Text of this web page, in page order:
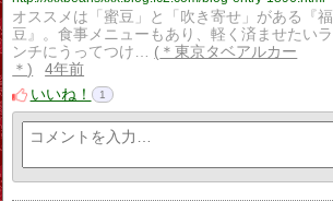
オススメは「蜜豆」と「吹き寄せ」がある『福
豆』。食事メニューもあり、軽く済ませたいラ
ンチにうってつけ…
＊東京タベアルカー
＊
4年前
いいね！
1